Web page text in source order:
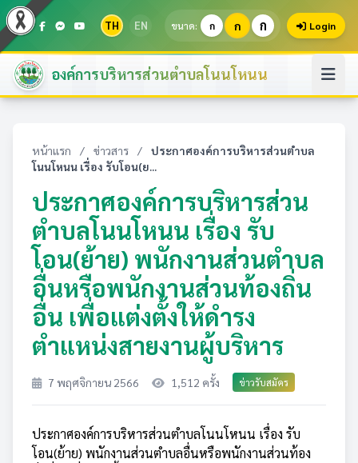
TH EN ขนาด: ก ก ก Login
องค์การบริหารส่วนตำบลโนนโหนน
หน้าแรก / ข่าวสาร /
ประกาศองค์การบริหารส่วนตำบล
โนนโหนน เรื่อง รับโอน(ย...
ประกาศองค์การบริหารส่วน
ตำบลโนนโหนน เรื่อง รับ
โอน(ย้าย) พนักงานส่วนตำบล
อื่นหรือพนักงานส่วนท้องถิ่น
อื่น เพื่อแต่งตั้งให้ดำรง
ตำแหน่งสายงานผู้บริหาร
7 พฤศจิกายน 2566 1,512 ครั้ง ข่าวรับสมัคร
ประกาศองค์การบริหารส่วนตำบลโนนโหนน เรื่อง รับ
โอน(ย้าย) พนักงานส่วนตำบลอื่นหรือพนักงานส่วนท้อง